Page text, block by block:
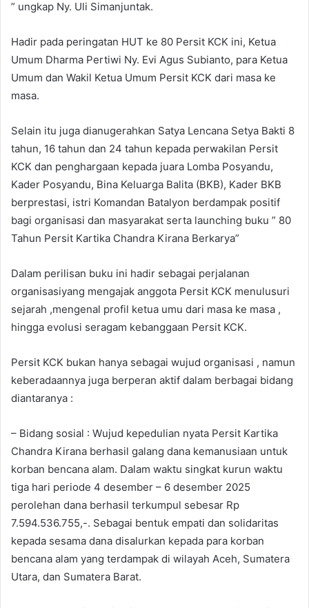
” ungkap Ny. Uli Simanjuntak.
Hadir pada peringatan HUT ke 80 Persit KCK ini, Ketua
Umum Dharma Pertiwi Ny. Evi Agus Subianto, para Ketua
Umum dan Wakil Ketua Umum Persit KCK dari masa ke
masa.
Selain itu juga dianugerahkan Satya Lencana Setya Bakti 8
tahun, 16 tahun dan 24 tahun kepada perwakilan Persit
KCK dan penghargaan kepada juara Lomba Posyandu,
Kader Posyandu, Bina Keluarga Balita (BKB), Kader BKB
berprestasi, istri Komandan Batalyon berdampak positif
bagi organisasi dan masyarakat serta launching buku ” 80
Tahun Persit Kartika Chandra Kirana Berkarya”
Dalam perilisan buku ini hadir sebagai perjalanan
organisasiyang mengajak anggota Persit KCK menulusuri
sejarah ,mengenal profil ketua umu dari masa ke masa ,
hingga evolusi seragam kebanggaan Persit KCK.
Persit KCK bukan hanya sebagai wujud organisasi , namun
keberadaannya juga berperan aktif dalam berbagai bidang
diantaranya :
– Bidang sosial : Wujud kepedulian nyata Persit Kartika
Chandra Kirana berhasil galang dana kemanusiaan untuk
korban bencana alam. Dalam waktu singkat kurun waktu
tiga hari periode 4 desember – 6 desember 2025
perolehan dana berhasil terkumpul sebesar Rp
7.594.536.755,-. Sebagai bentuk empati dan solidaritas
kepada sesama dana disalurkan kepada para korban
bencana alam yang terdampak di wilayah Aceh, Sumatera
Utara, dan Sumatera Barat.